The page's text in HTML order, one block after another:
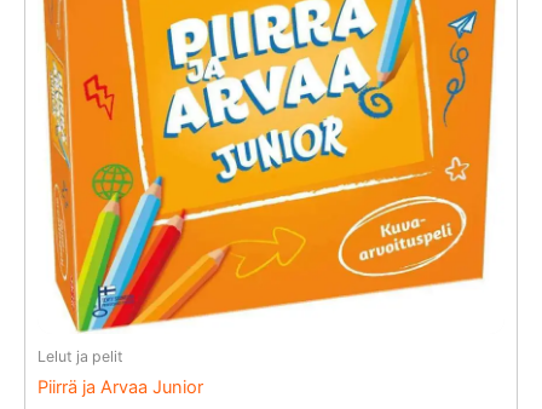
Lelut ja pelit
Piirrä ja Arvaa Junior